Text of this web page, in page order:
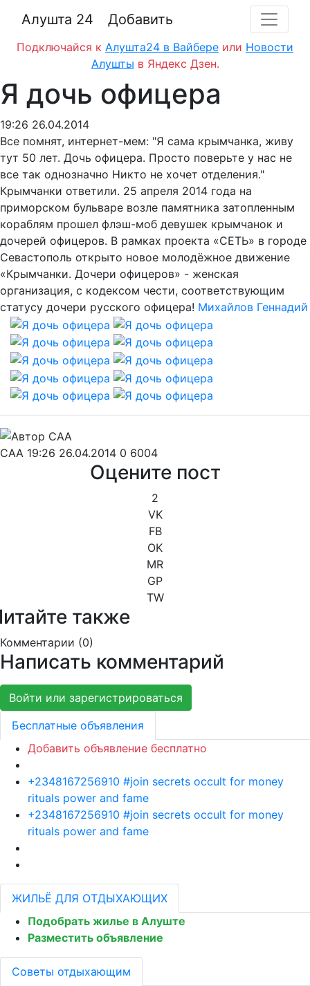
Алушта 24 Добавить
Подключайся к Алушта24 в Вайбере или Новости
Алушты в Яндекс Дзен.
Я дочь офицера
19:26 26.04.2014
Все помнят, интернет-мем: "Я сама крымчанка, живу
тут 50 лет. Дочь офицера. Просто поверьте у нас не
все так однозначно Никто не хочет отделения."
Крымчанки ответили. 25 апреля 2014 года на
приморском бульваре возле памятника затопленным
кораблям прошел флэш-моб девушек крымчанок и
дочерей офицеров. В рамках проекта «СЕТЬ» в городе
Севастополь открыто новое молодёжное движение
«Крымчанки. Дочери офицеров» - женская
организация, с кодексом чести, соответствующим
статусу дочери русского офицера! Михайлов Геннадий
CAA 19:26 26.04.2014 0 6004
Оцените пост
2
VK
FB
OK
MR
GP
TW
также
Комментарии (0)
Написать комментарий
Войти или зарегистрироваться
Бесплатные объявления
Добавить объявление бесплатно
+2348167256910 #join secrets occult for money
rituals power and fame
+2348167256910 #join secrets occult for money
rituals power and fame
ЖИЛЬЁ ДЛЯ ОТДЫХАЮЩИХ
Подобрать жилье в Алуште
Разместить объявление
Советы отдыхающим